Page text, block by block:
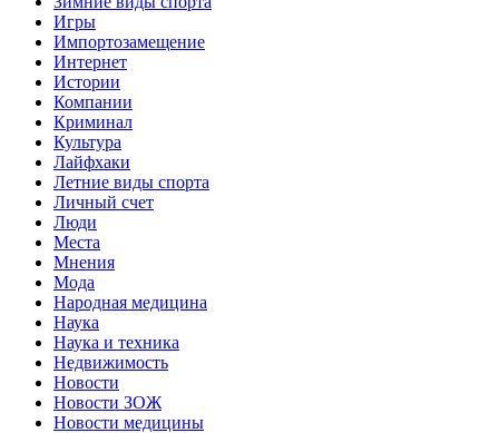
Игры
Импортозамещение
Интернет
Истории
Компании
Криминал
Культура
Лайфхаки
Летние виды спорта
Личный счет
Люди
Места
Мнения
Мода
Народная медицина
Наука
Наука и техника
Недвижимость
Новости
Новости ЗОЖ
Новости медицины